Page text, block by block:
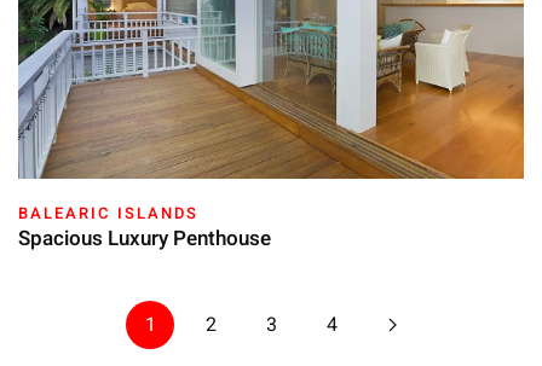
BALEARIC ISLANDS
Spacious Luxury Penthouse
1 2 3 4